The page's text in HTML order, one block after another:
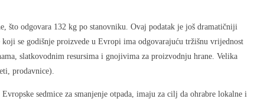
što odgovara 132 kg po stanovniku. Ovaj podatak je još dramatičniji
se godišnje proizvede u Evropi ima odgovarajuću tržišnu vrijednost
slatkovodnim resursima i gnojivima za proizvodnju hrane. Velika
prodavnice).
sedmice za smanjenje otpada, imaju za cilj da ohrabre lokalne i